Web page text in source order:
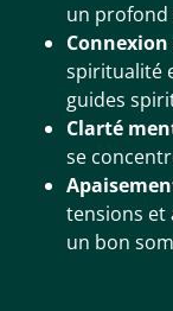
un profond
spiritualité
guides
Clarté
se
tensions et
un bon